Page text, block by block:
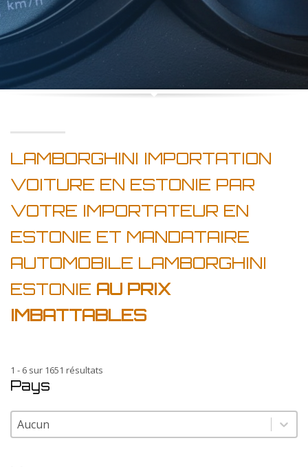
LAMBORGHINI IMPORTATION
VOITURE EN ESTONIE PAR
VOTRE IMPORTATEUR EN
ESTONIE ET MANDATAIRE
AUTOMOBILE LAMBORGHINI
ESTONIE AU PRIX
IMBATTABLES
1 - 6 sur 1651 résultats
Pays
Pays
Pays